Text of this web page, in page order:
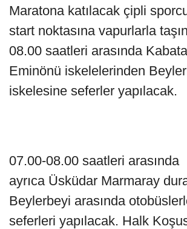
Maratona katılacak çipli
start noktasına vapurlarla
08.00 saatleri arasında
Eminönü iskelelerinden
iskelesine seferler yapılacak.
07.00-08.00 saatleri arasında
ayrıca Üsküdar Marmaray
Beylerbeyi arasında
seferleri yapılacak. Halk